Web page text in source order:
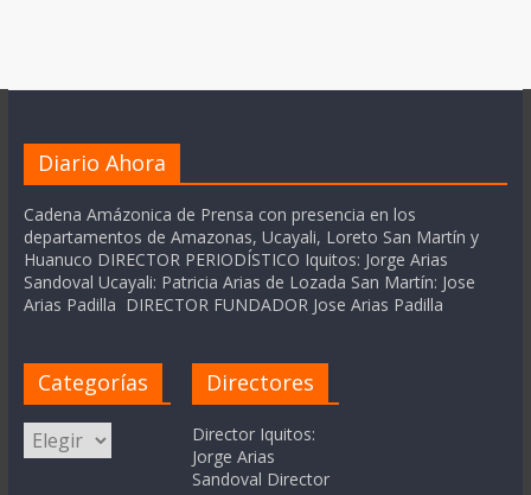
Diario Ahora
Cadena Amázonica de Prensa con presencia en los
departamentos de Amazonas, Ucayali, Loreto San Martín y
Huanuco DIRECTOR PERIODÍSTICO Iquitos: Jorge Arias
Sandoval Ucayali: Patricia Arias de Lozada San Martín: Jose
Arias Padilla DIRECTOR FUNDADOR Jose Arias Padilla
Categorías
Categorías
Directores
Director Iquitos:
Jorge Arias
Sandoval Director